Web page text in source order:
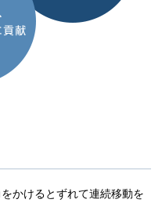
かけるとずれて連続移動を